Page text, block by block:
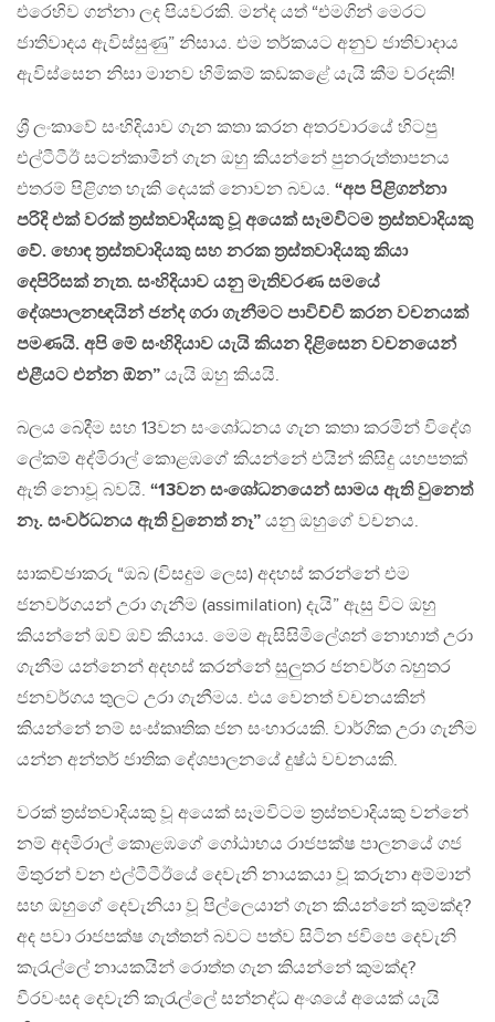
එරෙහිව ගන්නා ලද පියවරකි. මන්ද යත් “එමගින් මෙරට
ජාතිවාදය ඇවිස්සුණු” නිසාය. එම තර්කයට අනුව ජාතිවාදාය
ඇවිස්සෙන නිසා මානව හිමිකම් කඩකළේ යැයි කීම වරදකි!
ශ්‍රී ලංකාවේ සංහිදියාව ගැන කතා කරන අතරවාරයේ හිටපු
එල්ටීටීඊ සටන්කාමීන් ගැන ඔහු කියන්නේ පුනරුත්තාපනය
එතරම් පිළිගත හැකි දෙයක් නොවන බවය. “අප පිළිගන්නා
පරිදි එක් වරක් ත්‍රස්තවාදියකු වූ අයෙක් සෑමවිටම ත්‍රස්තවාදියකු
වේ. හොඳ ත්‍රස්තවාදියකු සහ නරක ත්‍රස්තවාදියකු කියා
දෙපිරිසක් නැත. සංහිදියාව යනු මැතිවරණ සමයේ
දේශපාලනඥයින් ජන්ද ගරා ගැනීමට පාවිච්චි කරන වචනයක්
පමණයි. අපි මේ සංහිදියාව යැයි කියන දිළිසෙන වචනයෙන්
එළීයට එන්න ඕන” යැයි ඔහු කියයි.
බලය බෙදීම සහ 13වන සංශෝධනය ගැන කතා කරමින් විදේශ
ලේකම් අද්මිරාල් කොළඹගේ කියන්නේ එයින් කිසිදු යහපතක්
ඇති නොවූ බවයි. “13වන සංශෝධනයෙන් සාමය ඇති වුනෙත්
නෑ. සංවර්ධනය ඇති වුනෙත් නෑ” යනු ඔහුගේ වචනය.
සාකච්ඡාකරු “ඔබ (විසදුම ලෙස) අදහස් කරන්නේ එම
ජනවර්ගයන් උරා ගැනීම (assimilation) දැයි” ඇසු විට ඔහු
කියන්නේ ඔව් ඔව් කියාය. මෙම ඇසිසිමිලේශන් නොහාත් උරා
ගැනීම යන්නෙන් අදහස් කරන්නේ සුලුතර ජනවර්ග බහුතර
ජනවර්ගය තුලට උරා ගැනීමය. එය වෙනත් වචනයකින්
කියන්නේ නම් සංස්කෘතික ජන සංහාරයකි. වාර්ගික උරා ගැනීම
යන්න අන්තර් ජාතික දේශපාලනයේ දුෂ්ඨ වචනයකි.
වරක් ත්‍රස්තවාදියකු වූ අයෙක් සෑමවිටම ත්‍රස්තවාදියකු වන්නේ
නම් අදමිරාල් කොළඹගේ ගෝඨාභය රාජපක්ෂ පාලනයේ ගජ
මිතුරන් වන එල්ටීටීඊයේ දෙවැනි නායකයා වූ කරුනා අම්මාන්
සහ ඔහුගේ දෙවැනියා වූ පිල්ලෙයාන් ගැන කියන්නේ කුමක්ද?
අද පවා රාජපක්ෂ ගැත්තන් බවට පත්ව සිටින ජවිපෙ දෙවැනි
කැරැල්ලේ නායකයින් රොත්ත ගැන කියන්නේ කුමක්ද?
වීරවංසද දෙවැනි කැරැල්ලේ සන්නද්ධ අංශයේ අයෙක් යැයි